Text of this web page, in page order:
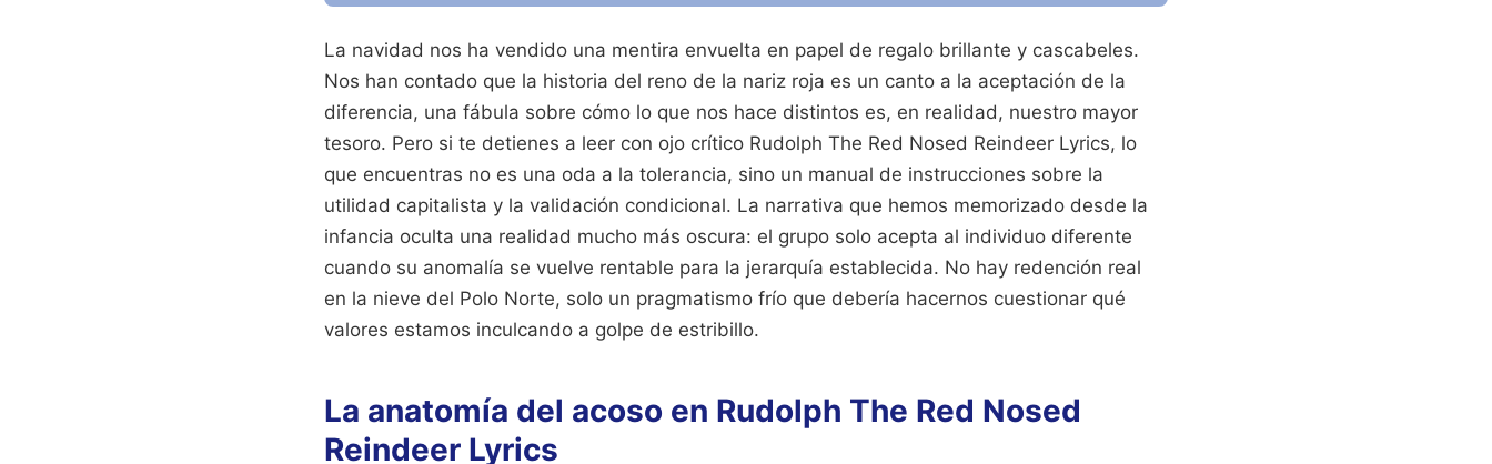
La navidad nos ha vendido una mentira envuelta en papel de regalo brillante y cascabeles.
Nos han contado que la historia del reno de la nariz roja es un canto a la aceptación de la
diferencia, una fábula sobre cómo lo que nos hace distintos es, en realidad, nuestro mayor
tesoro. Pero si te detienes a leer con ojo crítico Rudolph The Red Nosed Reindeer Lyrics, lo
que encuentras no es una oda a la tolerancia, sino un manual de instrucciones sobre la
utilidad capitalista y la validación condicional. La narrativa que hemos memorizado desde la
infancia oculta una realidad mucho más oscura: el grupo solo acepta al individuo diferente
cuando su anomalía se vuelve rentable para la jerarquía establecida. No hay redención real
en la nieve del Polo Norte, solo un pragmatismo frío que debería hacernos cuestionar qué
valores estamos inculcando a golpe de estribillo.
La anatomía del acoso en Rudolph The Red Nosed
Reindeer Lyrics